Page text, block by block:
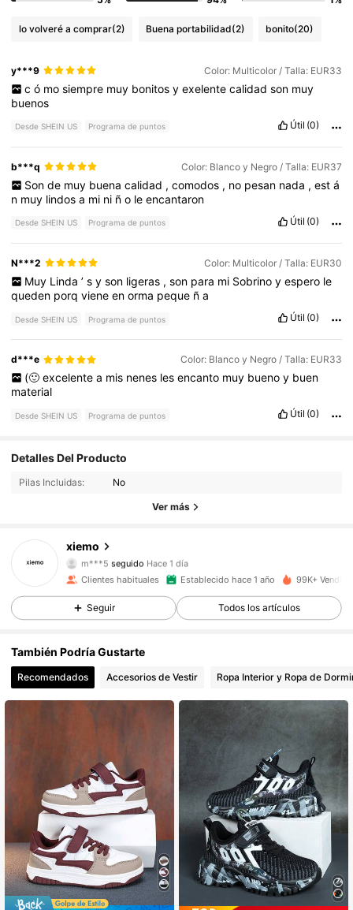
lo volveré a comprar(2) Buena portabilidad(2) bonito(20)
y***9 Color: Multicolor / Talla: EUR33
c ó mo siempre muy bonitos y exelente calidad son muy
buenos
Desde SHEIN US Programa de puntos Útil (0)
b***q Color: Blanco y Negro / Talla: EUR37
Son de muy buena calidad , comodos , no pesan nada , est á
n muy lindosa mi ni ño leencantaron
Desde SHEIN US Programa de puntos Útil (0)
N***2 Color: Multicolor / Talla: EUR30
Muy Linda ’ s y son ligeras , son para mi Sobrino y espero le
queden porqvieneenorma peque ña
Desde SHEIN US Programa de puntos Útil (0)
d***e Color: Blanco y Negro / Talla: EUR33
(🙂 excelente a mis nenes les encanto muy bueno y buen
material
Desde SHEIN US Programa de puntos Útil (0)
Detalles Del Producto
Pilas Incluidas: No
Ver más
xiemo
4.94 15K Seguidores
m***5seguido
4.94
15K Seguidores
4.94 15K Seguidores
4.94 15K Seguidores
4.94 15K Seguidores
4.94 15K Seguidores
4.94 15K Seguidores
Clientes habituales Establecido hace 1 año 99K+
Seguir Todos los artículos
También Podría Gustarte
Recomendados Accesorios de Vestir Ropa Interior y Ropa de